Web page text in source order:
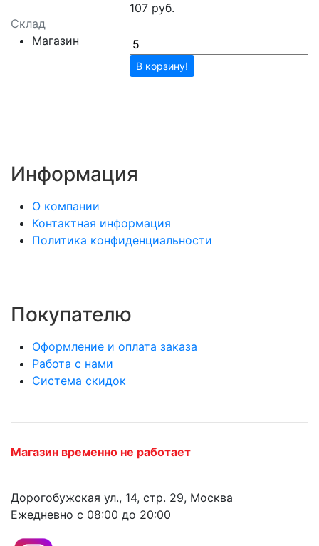
Склад
Магазин
107 руб.
В корзину!
Информация
О компании
Контактная информация
Политика конфиденциальности
Покупателю
Оформление и оплата заказа
Работа с нами
Система скидок
Магазин временно не работает
Дорогобужская ул., 14, стр. 29, Москва
Ежедневно с 08:00 до 20:00